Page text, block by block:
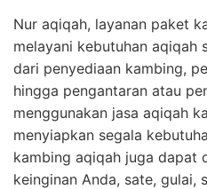
Nur aqiqah, layanan paket
melayani kebutuhan aqiqah
dari penyediaan kambing,
hingga pengantaran atau
menggunakan jasa aqiqah
menyiapkan segala
kambing aqiqah juga dapat
keinginan Anda, sate, gulai,